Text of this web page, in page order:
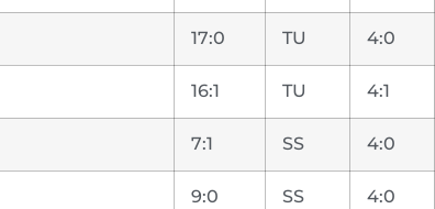
17:0 TU 4:0
16:1 TU 4:1
7:1 SS 4:0
9:0 SS 4:0